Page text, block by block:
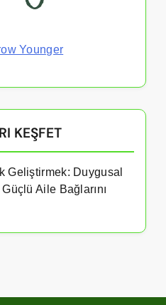
Younger
KEŞFET
Geliştirmek: Duygusal
Güçlü Aile Bağlarını